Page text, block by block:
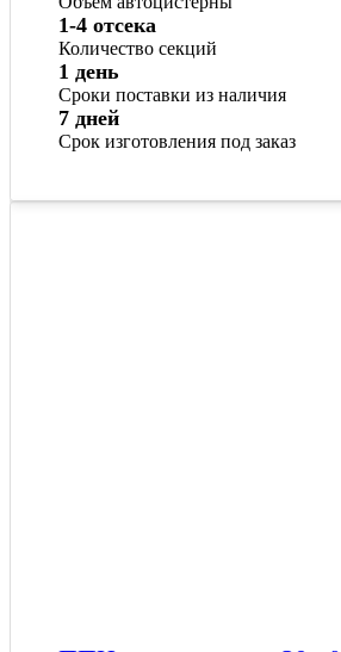
Количество секций
1-4 отсека
Сроки поставки из наличия
1 день
Срок изготовления под заказ
7 дней